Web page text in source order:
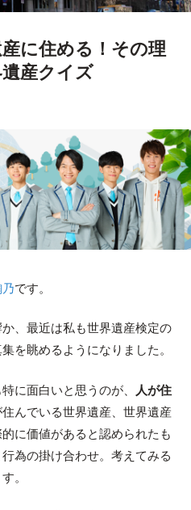
に住める！その理
産クイズ
です。
、最近は私も世界遺産検定の
を眺めるようになりました。
に面白いと思うのが、
人が住
んでいる世界遺産、世界遺産
に価値があると認められたも
為の掛け合わせ。考えてみる
。